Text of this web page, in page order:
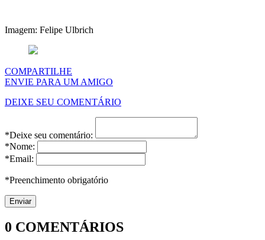
Imagem: Felipe Ulbrich
COMPARTILHE
ENVIE PARA UM AMIGO
DEIXE SEU COMENTÁRIO
*Deixe seu comentário:
*Nome:
*Email:
*Preenchimento obrigatório
0 COMENTÁRIOS